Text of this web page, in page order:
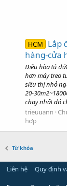
HCM
Lắp
hàng-cửa
Điều hòa tủ
hơn máy treo
siêu thị nhỏ
20-
chạy nhất đó
trieuuann
hợp
Từ khóa
Liên hệ Quy định